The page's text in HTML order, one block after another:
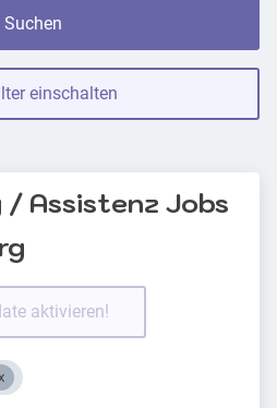
Suchen
einschalten
Assistenz Jobs
aktivieren!